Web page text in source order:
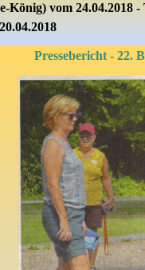
König) vom 24.04.2018
20.04.2018
Pressebericht - 22.